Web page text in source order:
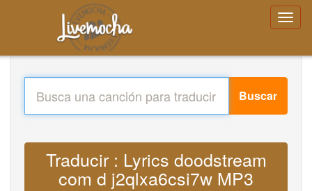
Buscar
Traducir : Lyrics doodstream
com d j2qlxa6csi7w MP3